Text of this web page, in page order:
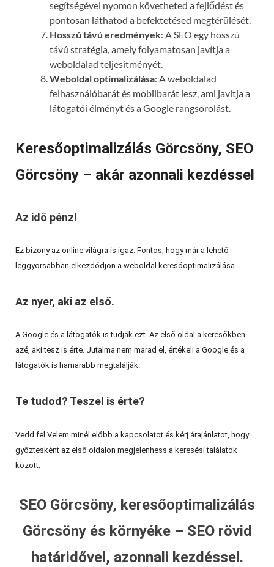
segítségével nyomon követheted a fejlődést és
pontosan láthatod a befektetésed megtérülését.
Hosszú távú eredmények: A SEO egy hosszú
távú stratégia, amely folyamatosan javítja a
weboldalad teljesítményét.
Weboldal optimalizálása: A weboldalad
felhasználóbarát és mobilbarát lesz, ami javítja a
látogatói élményt és a Google rangsorolást.
Keresőoptimalizálás Görcsöny, SEO
Görcsöny – akár azonnali kezdéssel
Az idő pénz!
Ez bizony az online világra is igaz. Fontos, hogy már a lehető
leggyorsabban elkezdődjön a weboldal keresőoptimalizálása.
Az nyer, aki az első.
A Google és a látogatók is tudják ezt. Az első oldal a keresőkben
azé, aki tesz is érte. Jutalma nem marad el, értékeli a Google és a
látogatók is hamarabb megtalálják.
Te tudod? Teszel is érte?
Vedd fel Velem minél előbb a kapcsolatot és kérj árajánlatot, hogy
győztesként az első oldalon megjelenhess a keresési találatok
között.
SEO Görcsöny, keresőoptimalizálás
Görcsöny és környéke – SEO rövid
határidővel, azonnali kezdéssel.